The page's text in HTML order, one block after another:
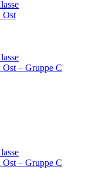
Ost
Ost – Gruppe C
Ost – Gruppe C